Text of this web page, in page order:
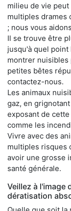
milieu de vie
multiples drames
; nous vous
Il se trouve être
jusqu'à quel
montrer nuisibles
petites bêtes
contactez-nous.
Les animaux
gaz, en
exposant de
comme les
Vivre avec des
multiples risques
avoir une grosse
santé générale.
Veillez à l'image
dératisation